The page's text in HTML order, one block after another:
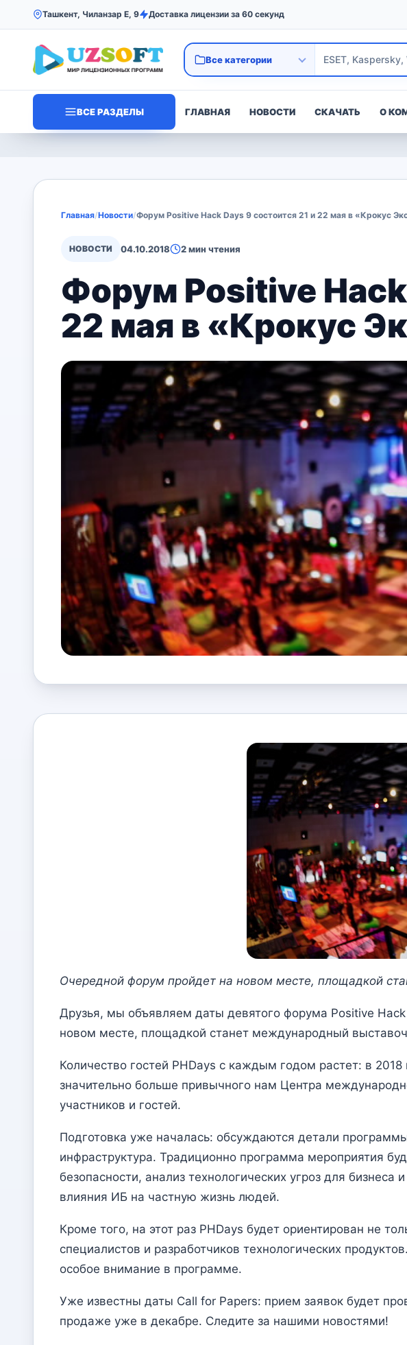
Ташкент, Чиланзар Е, 9 Доставка лицензии за 60 секунд
ВСЕ РАЗДЕЛЫ ГЛАВНАЯ НОВОСТИ СКАЧАТЬ О
Главная/Новости/Форум Positive Hack Days 9 состоится 21 и 22 мая в «Крокус
НОВОСТИ 04.10.2018 2 мин чтения
Форум Positive Hack
22 мая в «Крокус
Очередной форум пройдет на новом месте, площадкой
Друзья, мы объявляем даты девятого форума Positive
новом месте, площадкой станет международный
Количество гостей PHDays с каждым годом растет: в
значительно больше привычного нам Центра
участников и гостей.
Подготовка уже началась: обсуждаются детали
инфраструктура. Традиционно программа мероприятия
безопасности, анализ технологических угроз для
влияния ИБ на частную жизнь людей.
Кроме того, на этот раз PHDays будет ориентирован не
специалистов и разработчиков технологических
особое внимание в программе.
Уже известны даты Call for Papers: прием заявок будет
продаже уже в декабре. Следите за нашими новостями!